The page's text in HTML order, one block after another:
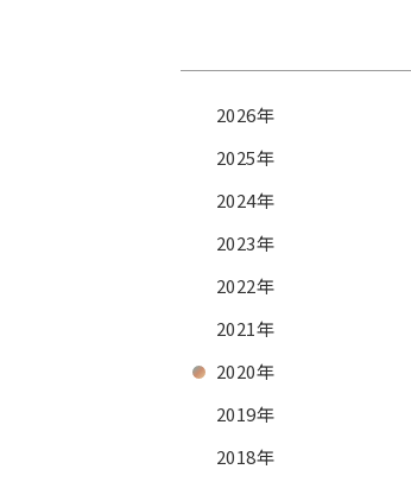
2026年
2025年
2024年
2023年
2022年
2021年
2020年
2019年
2018年